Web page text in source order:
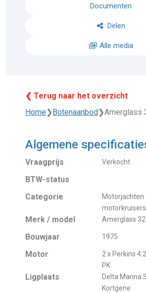
Documenten
Delen
Alle media
❮ Terug naar het overzicht
Home❯ Botenaanbod ❯Amerglass
Algemene
Vraagprijs Verkocht
BTW-status
Categorie
Motorjachten
motorkruisers
Merk / model Amerglass 32
Bouwjaar 1975
Motor
2 x Perkins
PK
Ligplaats
Delta Marina
Kortgene